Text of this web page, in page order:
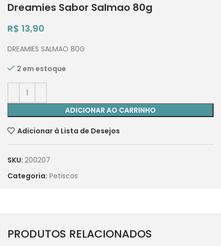
Dreamies Sabor Salmao 80g
R$ 13,90
DREAMIES SALMAO 80G
2 em estoque
ADICIONAR AO CARRINHO
Adicionar à Lista de Desejos
SKU: 200207
Categoria: Petiscos
PRODUTOS RELACIONADOS